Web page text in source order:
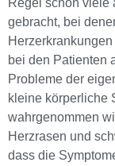
gebracht, bei
bei den Patienten
Probleme der
kleine körperliche
wahrgenommen
Herzrasen und
dass die